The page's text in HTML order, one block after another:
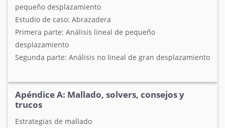
pequeño desplazamiento
Estudio de caso: Abrazadera
Primera parte: Análisis lineal de pequeño
desplazamiento
Segunda parte: Análisis no lineal de gran desplazamiento
Apéndice A: Mallado, solvers, consejos y
trucos
Estrategias de mallado